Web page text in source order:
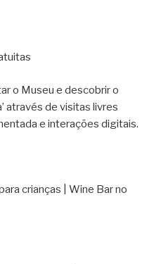
o Museu e descobrir o
através de visitas livres
e interações digitais.
crianças | Wine Bar no